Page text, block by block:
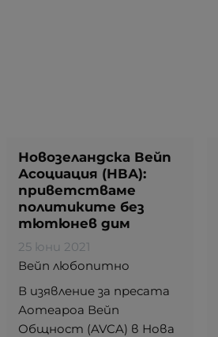
Новозеландска Вейп
Асоциация (НВА):
приветстваме
политиките без
тютюнев дим
25 юни 2021
Вейп любопитно
В изявление за пресата
Аотеароа Вейп
Общност (AVCA) в Нова